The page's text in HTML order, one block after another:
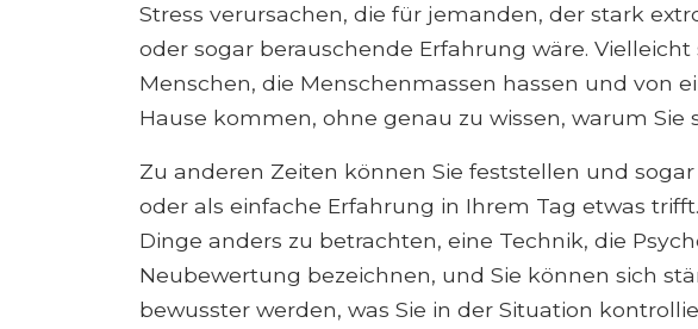
Stress verursachen, die für jemanden, der stark
oder sogar berauschende Erfahrung wäre. Vielleicht
Menschen, die Menschenmassen hassen und von
Hause kommen, ohne genau zu wissen, warum Sie
Zu anderen Zeiten können Sie feststellen und sogar
oder als einfache Erfahrung in Ihrem Tag etwas
Dinge anders zu betrachten, eine Technik, die
Neubewertung bezeichnen, und Sie können sich
bewusster werden, was Sie in der Situation